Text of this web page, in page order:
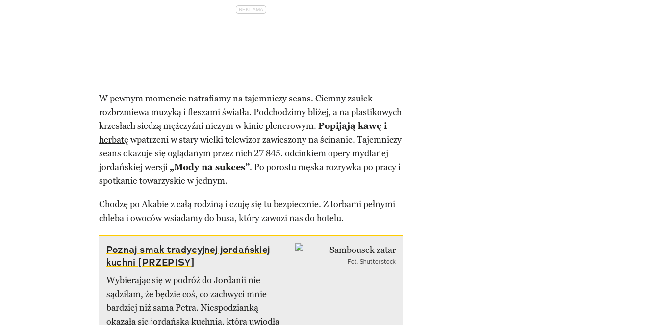
W pewnym momencie natrafiamy na tajemniczy seans. Ciemny zaułek
rozbrzmiewa muzyką i fleszami światła. Podchodzimy bliżej, a na plastikowych
krzesłach siedzą mężczyźni niczym w kinie plenerowym. Popijają kawę i
herbatę wpatrzeni w stary wielki telewizor zawieszony na ścinanie. Tajemniczy
seans okazuje się oglądanym przez nich 27 845. odcinkiem opery mydlanej
jordańskiej wersji„Mody na sukces”. Po porostu męska rozrywka po pracy i
spotkanie towarzyskie w jednym.
Chodzę po Akabie z całą rodziną i czuję się tu bezpiecznie. Z torbami pełnymi
chleba i owoców wsiadamy do busa, który zawozi nas do hotelu.
Poznaj smak tradycyjnej jordańskiej
kuchni [PRZEPISY]
Wybierając się w podróż do Jordanii nie
sądziłam, że będzie coś, co zachwyci mnie
bardziej niż sama Petra. Niespodzianką
okazała się jordańska kuchnia, która uwiodła
Fot. Shutterstock